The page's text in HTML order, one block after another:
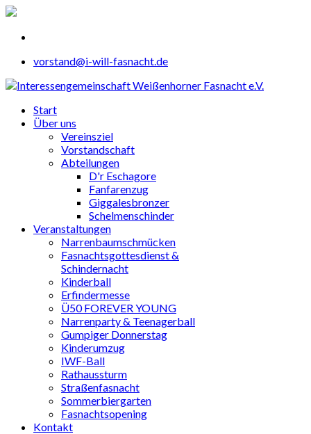
vorstand@i-will-fasnacht.de
Start
Über uns
Vereinsziel
Vorstandschaft
Abteilungen
D'r Eschagore
Fanfarenzug
Giggalesbronzer
Schelmenschinder
Veranstaltungen
Narrenbaumschmücken
Fasnachtsgottesdienst &
Schindernacht
Kinderball
Erfindermesse
Ü50 FOREVER YOUNG
Narrenparty & Teenagerball
Gumpiger Donnerstag
Kinderumzug
IWF-Ball
Rathaussturm
Straßenfasnacht
Sommerbiergarten
Fasnachtsopening
Kontakt